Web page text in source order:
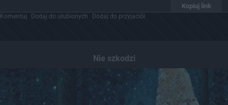
Kopiuj link
Komentuj Dodaj do ulubionych Dodaj do przyjaciół
Nie szkodzi